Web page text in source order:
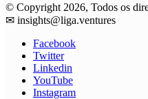
© Copyright 2026, Todos os
✉ insights@liga.ventures
Facebook
Twitter
Linkedin
YouTube
Instagram